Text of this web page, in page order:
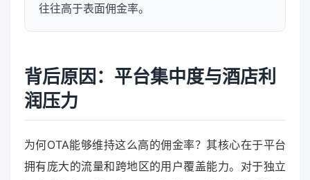
往往高于表面佣金率。
背后原因：平台集中度与酒店利
润压力
为何OTA能够维持这么高的佣金率？其核心在于平台
拥有庞大的流量和跨地区的用户覆盖能力。对于独立